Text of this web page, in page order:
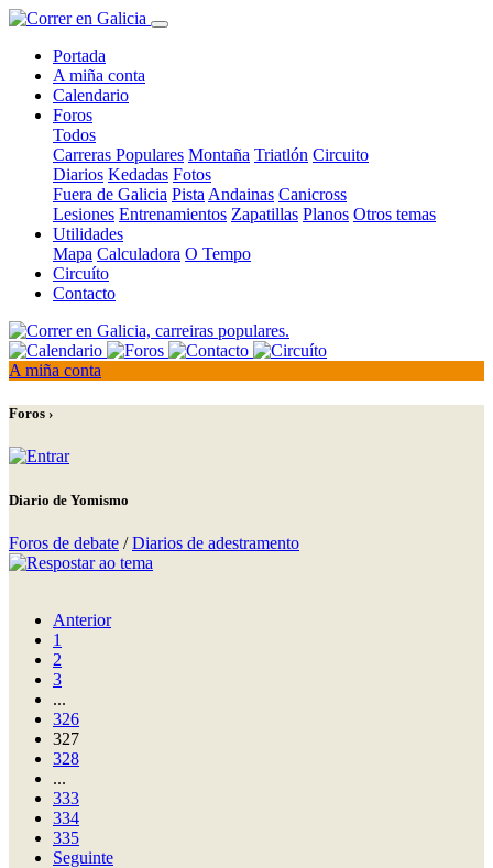
Portada
A miña conta
Calendario
Foros
Todos
Carreras Populares Montaña Triatlón Circuito
Diarios Kedadas Fotos
Fuera de Galicia Pista Andainas Canicross
Lesiones Entrenamientos Zapatillas Planos Otros temas
Utilidades
Mapa Calculadora O Tempo
Circuíto
Contacto
A miña conta
Foros ›
Diario de Yomismo
Foros de debate /Diarios de adestramento
Anterior
1
2
3
...
326
327
328
...
333
334
335
Seguinte